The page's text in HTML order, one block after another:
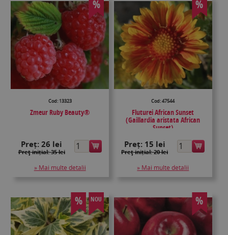
%
Cod: 13323
Zmeur Ruby Beauty®
Preț:26 lei
Preţ inițial: 35 lei
» Mai multe detalii
%
Cod: 47544
Fluturei African Sunset
(Gaillardia aristata African
Sunset)
Preț: 15 lei
Preţ inițial: 20 lei
» Mai multe detalii
% NOU %